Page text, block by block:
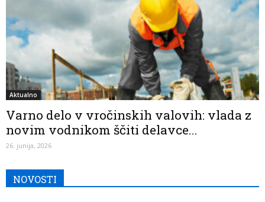
Aktualno
Varno delo v vročinskih valovih: vlada z
novim vodnikom ščiti delavce...
26. junija, 2026
NOVOSTI